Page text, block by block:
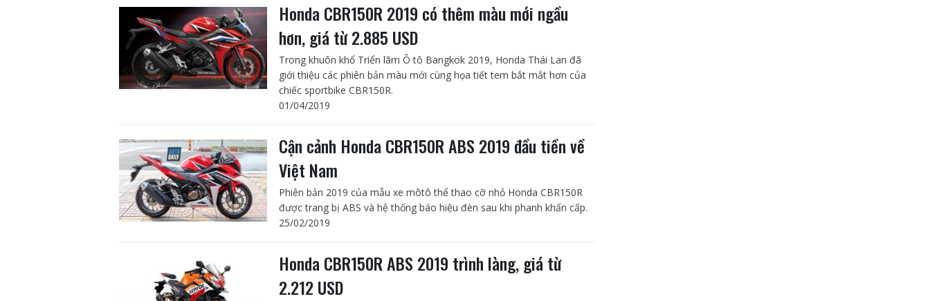
Honda CBR150R 2019 có thêm màu mới ngầu
hơn, giá từ 2.885 USD
Trong khuôn khổ Triển lãm Ô tô Bangkok 2019, Honda Thái Lan đã
giới thiệu các phiên bản màu mới cùng họa tiết tem bắt mắt hơn của
chiếc sportbike CBR150R.
01/04/2019
Cận cảnh Honda CBR150R ABS 2019 đầu tiền về
Việt Nam
Phiên bản 2019 của mẫu xe môtô thể thao cỡ nhỏ Honda CBR150R
được trang bị ABS và hệ thống báo hiệu đèn sau khi phanh khẩn cấp.
25/02/2019
Honda CBR150R ABS 2019 trình làng, giá từ
2.212 USD